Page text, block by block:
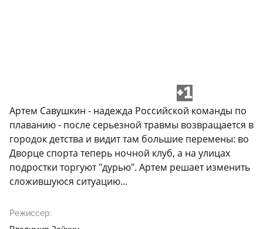
+1
Артем Савушкин - надежда Российской команды по
плаванию - после серьезной травмы возвращается в
городок детства и видит там большие перемены: во
Дворце спорта теперь ночной клуб, а на улицах
подростки торгуют "дурью". Артем решает изменить
сложившуюся ситуацию...
Режиссер: